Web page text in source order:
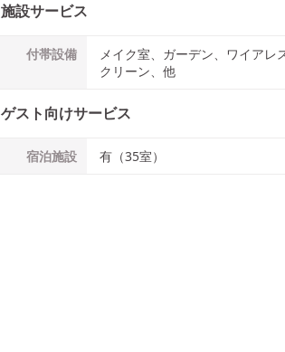
施設サービス
付帯設備
メイク室、ガーデン、ワイアレ
クリーン、他
ゲスト向けサービス
宿泊施設 有（35室）